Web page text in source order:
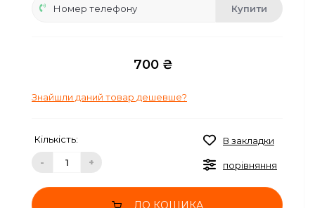
Купити
700 ₴
Знайшли даний товар дешевше?
Кількість:
- +
В закладки
порівняння
ДО КОШИКА